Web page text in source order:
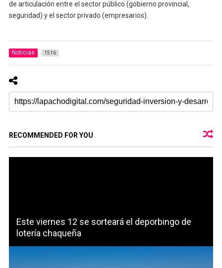
de articulación entre el sector público (gobierno provincial,
seguridad) y el sector privado (empresarios).
Noticias 1516
RECOMMENDED FOR YOU
Este viernes 12 se sorteará el deporbingo de
lotería chaqueña